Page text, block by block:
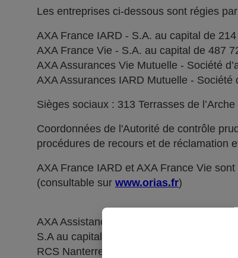
Les entreprises ci-dessous sont régies
AXA France IARD - S.A. au capital de
AXA France Vie - S.A. au capital de 487
AXA Assurances Vie Mutuelle - Société
AXA Assurances IARD Mutuelle -
Sièges sociaux : 313 Terrasses de
Coordonnées de l'Autorité de contrôle
procédures de recours et de réclamation
AXA France IARD et AXA France Vie
(consultable sur www.orias.fr)
AXA Assistance France Assurances,
S.A au capital de 51 429 430,40 €,
RCS Nanterre 415 392 724